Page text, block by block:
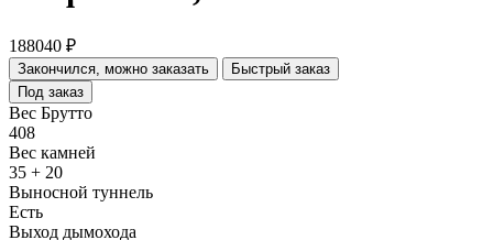
188040 ₽
Закончился, можно заказать
Быстрый заказ
Под заказ
Вес Брутто
408
Вес камней
35 + 20
Выносной туннель
Есть
Выход дымохода